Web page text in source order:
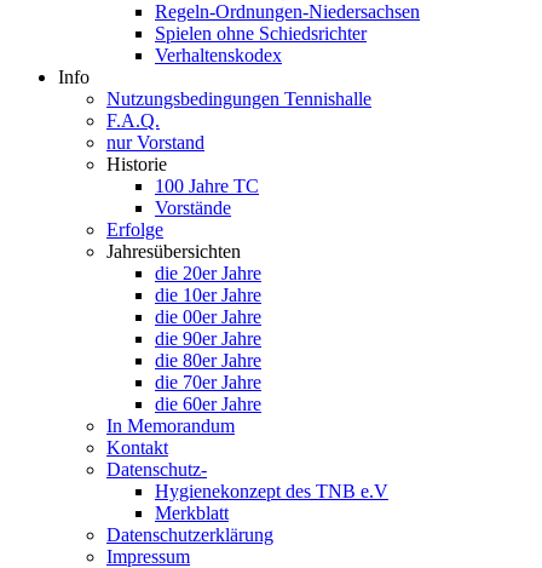
Regeln-Ordnungen-Niedersachsen
Spielen ohne Schiedsrichter
Verhaltenskodex
Info
Nutzungsbedingungen Tennishalle
F.A.Q.
nur Vorstand
Historie
100 Jahre TC
Vorstände
Erfolge
Jahresübersichten
die 20er Jahre
die 10er Jahre
die 00er Jahre
die 90er Jahre
die 80er Jahre
die 70er Jahre
die 60er Jahre
In Memorandum
Kontakt
Datenschutz-
Hygienekonzept des TNB e.V
Merkblatt
Datenschutzerklärung
Impressum